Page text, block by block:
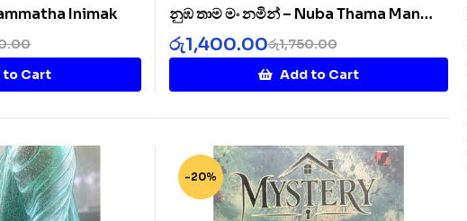
Inimak
to Cart
නුඹ තාම මං නමින් – Nuba Thama Man
Namin
රු1,750.00
රු1,400.00
Add to Cart
-20%